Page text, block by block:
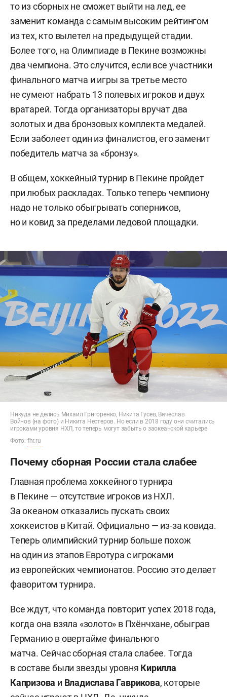
то из сборных не сможет выйти на лед, ее
заменит команда с самым высоким рейтингом
из тех, кто вылетел на предыдущей стадии.
Более того, на Олимпиаде в Пекине возможны
два чемпиона. Это случится, если все участники
финального матча и игры за третье место
не сумеют набрать 13 полевых игроков и двух
вратарей. Тогда организаторы вручат два
золотых и два бронзовых комплекта медалей.
Если заболеет один из финалистов, его заменит
победитель матча за «бронзу».
В общем, хоккейный турнир в Пекине пройдет
при любых раскладах. Только теперь чемпиону
надо не только обыгрывать соперников,
но и ковид за пределами ледовой площадки.
Никуда не делись Михаил Григоренко, Никита Гусев, Вячеслав
Войнов (на фото) и Никита Нестеров. Но если в 2018 году они считались
игроками уровня НХЛ, то теперь могут забыть о заокеанской карьере
Фото: fhr.ru
Почему сборная России стала слабее
Главная проблема хоккейного турнира
в Пекине — отсутствие игроков из НХЛ.
За океаном отказались пускать своих
хоккеистов в Китай. Официально — из-за ковида.
Теперь олимпийский турнир больше похож
на один из этапов Евротура с игроками
из европейских чемпионатов. Россию это делает
фаворитом турнира.
Все ждут, что команда повторит успех 2018 года,
когда она взяла «золото» в Пхёнчхане, обыграв
Германию в овертайме финального
матча. Сейчас сборная стала слабее. Тогда
в составе были звезды уровня Кирилла
Капризова и Владислава Гаврикова, которые